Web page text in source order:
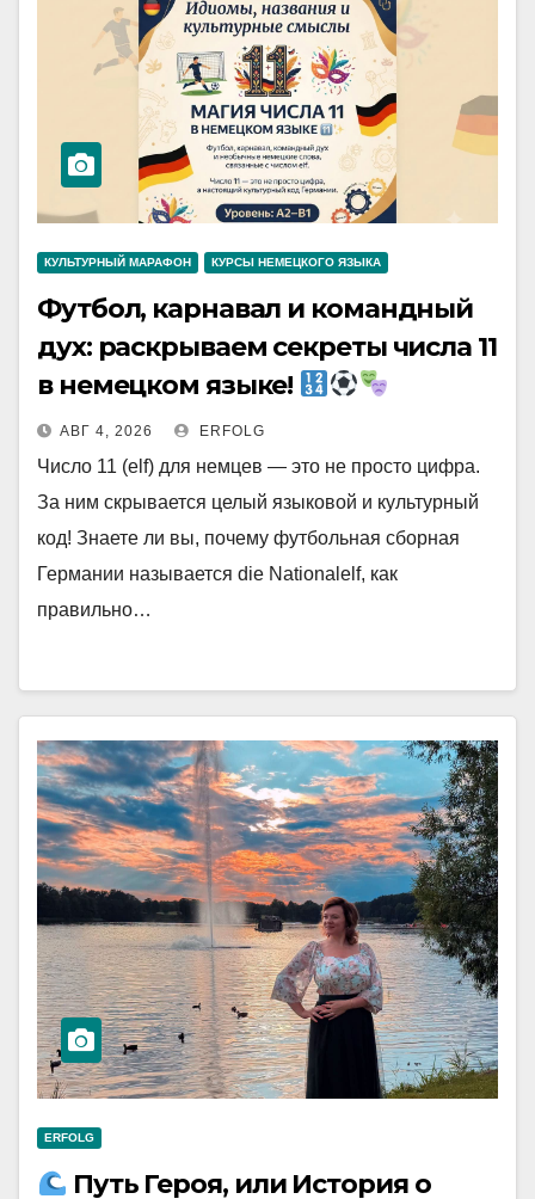
КУЛЬТУРНЫЙ МАРАФОН КУРСЫ НЕМЕЦКОГО ЯЗЫКА
Футбол, карнавал и командный
дух: раскрываем секреты числа 11
в немецком языке!
АВГ 4, 2026 ERFOLG
Число 11 (elf) для немцев — это не просто цифра.
За ним скрывается целый языковой и культурный
код! Знаете ли вы, почему футбольная сборная
Германии называется die Nationalelf, как
правильно…
ERFOLG
Путь Героя, или История о